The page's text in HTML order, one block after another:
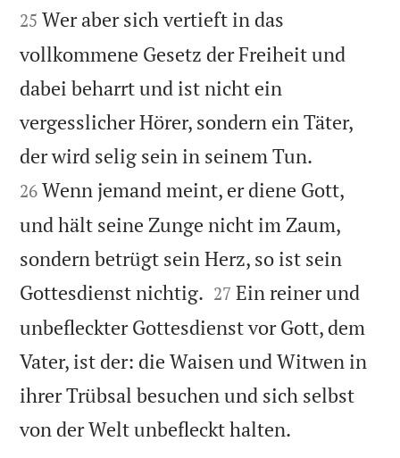
25 Wer aber sich vertieft in das
vollkommene Gesetz der Freiheit und
dabei beharrt und ist nicht ein
vergesslicher Hörer, sondern ein Täter,
der wird selig sein in seinem Tun.
26 Wenn jemand meint, er diene Gott,
und hält seine Zunge nicht im Zaum,
sondern betrügt sein Herz, so ist sein
Gottesdienst nichtig. 

27 Ein reiner und
unbefleckter Gottesdienst vor Gott, dem
Vater, ist der: die Waisen und Witwen in
ihrer Trübsal besuchen und sich selbst
von der Welt unbefleckt halten.